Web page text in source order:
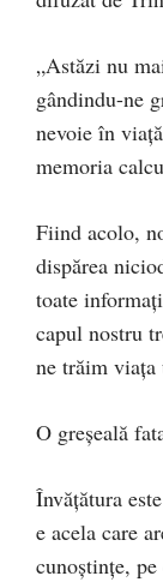
„Astăzi nu
gândindu-ne
nevoie în
memoria
Fiind acolo,
dispărea
toate
capul nostru
ne trăim viața
O greșeală
Învățătura
e acela care
cunoștințe,